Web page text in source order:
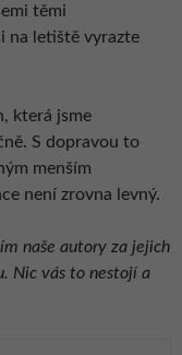
těmi
na letiště vyrazte
která jsme
S dopravou to
menším
není zrovna levný.
naše autory za jejich
Nic vás to nestojí a